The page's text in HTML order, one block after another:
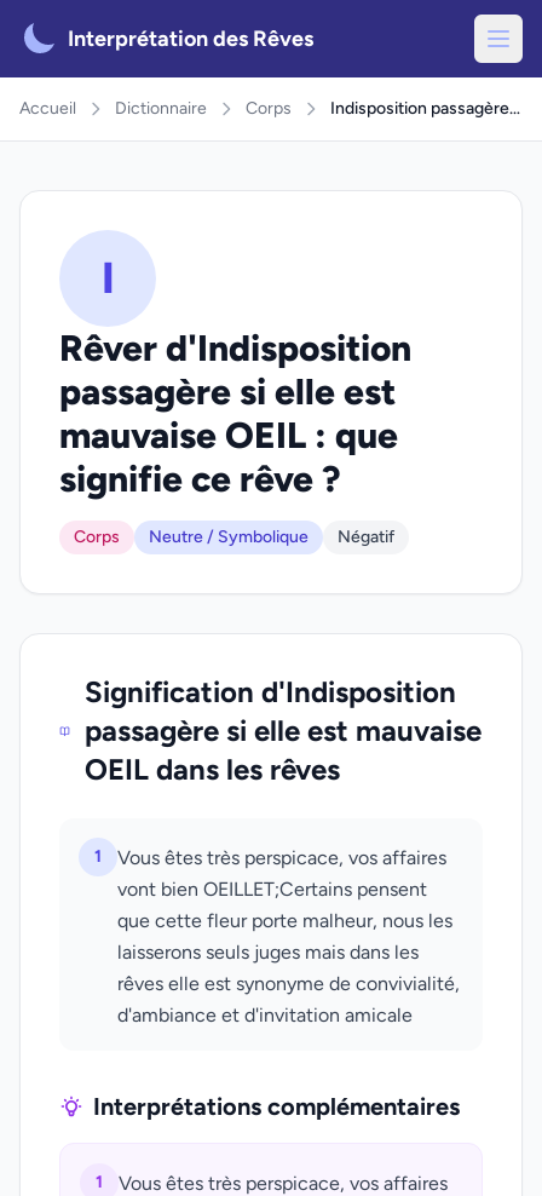
Interprétation des Rêves
Accueil Dictionnaire Corps Indisposition passagère si elle est mauvaise OEIL
I
Rêver d'Indisposition
passagère si elle est
mauvaise OEIL : que
signifie ce rêve ?
Corps Neutre / Symbolique Négatif
Signification d'Indisposition
passagère si elle est mauvaise
OEIL dans les rêves
1
Vous êtes très perspicace, vos affaires
vont bien OEILLET;Certains pensent
que cette fleur porte malheur, nous les
laisserons seuls juges mais dans les
rêves elle est synonyme de convivialité,
d'ambiance et d'invitation amicale
Interprétations complémentaires
1
Vous êtes très perspicace, vos affaires